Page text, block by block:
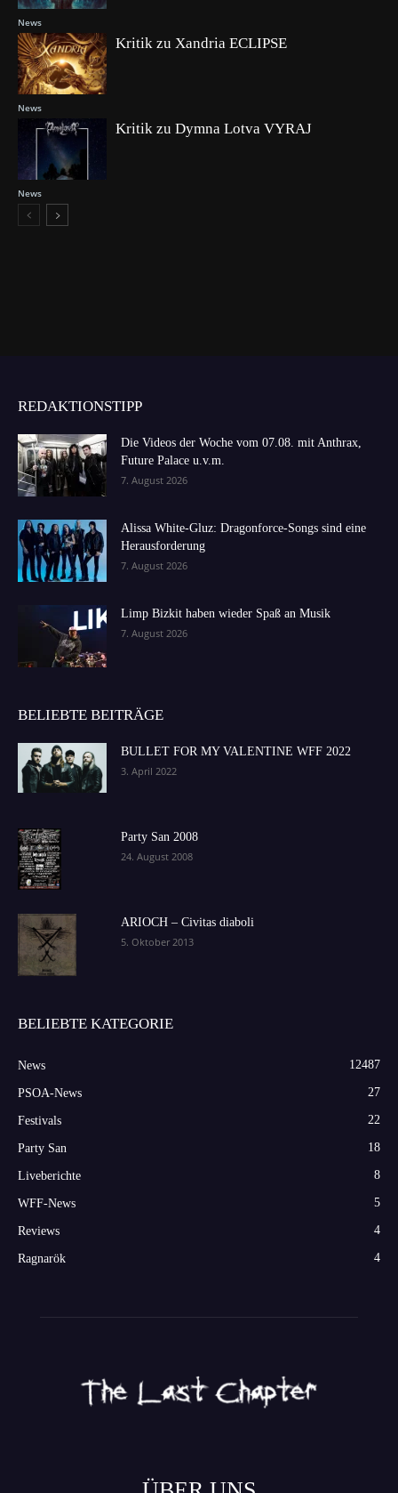
News
News
Kritik zu Xandria ECLIPSE
News
Kritik zu Dymna Lotva VYRAJ
REDAKTIONSTIPP
Die Videos der Woche vom 07.08. mit Anthrax,
Future Palace u.v.m.
7. August 2026
Alissa White-Gluz: Dragonforce-Songs sind eine
Herausforderung
7. August 2026
Limp Bizkit haben wieder Spaß an Musik
7. August 2026
BELIEBTE BEITRÄGE
BULLET FOR MY VALENTINE WFF 2022
3. April 2022
Party San 2008
24. August 2008
ARIOCH – Civitas diaboli
5. Oktober 2013
BELIEBTE KATEGORIE
News 12487
PSOA-News 27
Festivals 22
Party San 18
Liveberichte 8
WFF-News 5
Reviews 4
Ragnarök 4